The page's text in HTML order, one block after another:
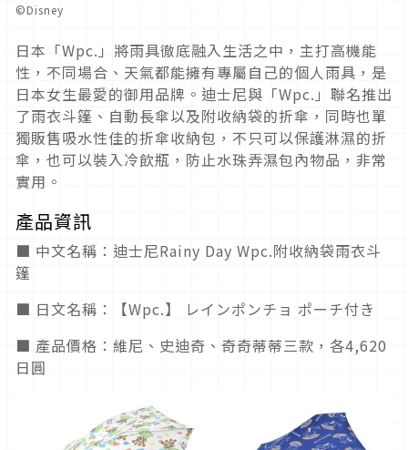
©Disney
日本「Wpc.」將雨具徹底融入生活之中，主打高機能
性，不同場合、天氣都能擁有專屬自己的個人雨具，是
日本女生最愛的御用品牌。迪士尼與「Wpc.」聯名推出
了雨衣斗篷、自動長傘以及附收納袋的折傘，同時也單
獨販售吸水性佳的折傘收納包，不只可以保護淋濕的折
傘，也可以裝入冷飲瓶，防止水珠弄濕包內物品，非常
實用。
產品資訊
■ 中文名稱：迪士尼Rainy Day Wpc.附收納袋雨衣斗
篷
■ 日文名稱：【Wpc.】 レインポンチョ ポーチ付き
■ 產品價格：維尼、史迪奇、奇奇蒂蒂三款，各4,620
日圓